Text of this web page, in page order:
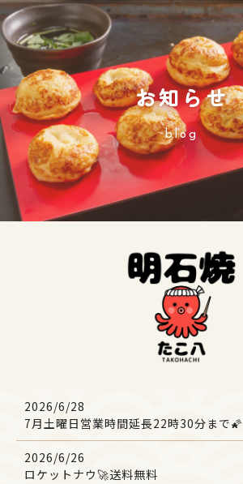
お知らせ
blog
2026/6/28
7月土曜日営業時間延長22時30分まで🌠
2026/6/26
ロケットナウ🚀送料無料